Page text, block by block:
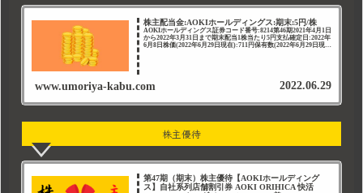
株主配当金:AOKIホールディングス:期末:5円/株
AOKIホールディングス証券コード番号:8214第46期2021年4月1日
から2022年3月31日まで期末配当1株当たり5円支払確定日:2022年
6月8日株価(2022年6月29日現在):711円保有数(2022年6月29日現
www.umoriya-kabu.com 2022.06.29
株主優待
第47期（期末）株主優待【AOKIホールディング
ス】自社系列店舗割引券 AOKI ORIHICA 快活